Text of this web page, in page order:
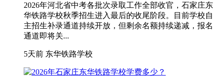
2026年河北省中考各批次录取工作全部收官，石家庄东
华铁路学校秋季招生进入最后的收尾阶段。目前学校自
主招生补录通道持续开放，但剩余名额持续递减，报名
通道即将关...
5天前 东华铁路学校